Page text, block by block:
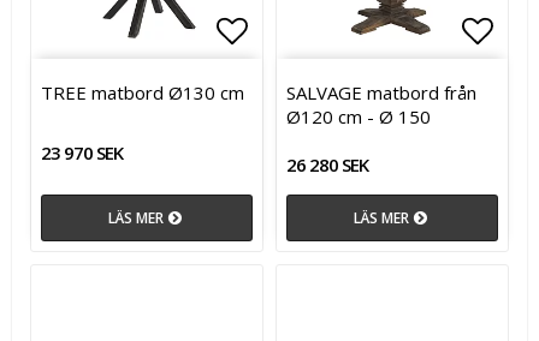
Lägg till i favoritlistan
Lägg till i favoritlistan
TREE matbord Ø130 cm
23 970 SEK
LÄS MER
SALVAGE matbord från
Ø120 cm - Ø 150
26 280 SEK
LÄS MER